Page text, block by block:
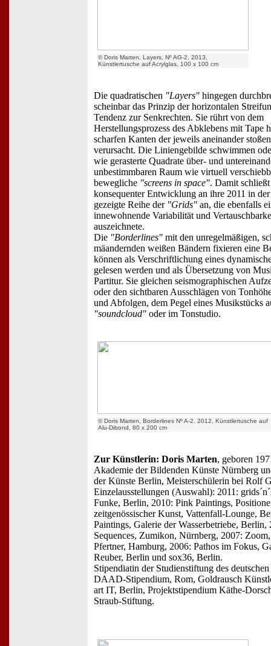
© Doris Marten, Layers, Nº AG-2, 2013,
Künstlertusche auf Acrylglas, 100 x 100 cm
Die quadratischen "Layers" hingegen
scheinbar das Prinzip der horizontalen
Tendenz zur Senkrechten. Sie rührt von dem
Herstellungsprozess des Abklebens mit Tape
scharfen Kanten der jeweils aneinander
verursacht. Die Liniengebilde schwimmen
wie gerasterte Quadrate über- und
unbestimmbaren Raum wie virtuell
bewegliche "screens in space". Damit
konsequenter Entwicklung an ihre 2011 in
gezeigte Reihe der "Grids" an, die ebenfalls
innewohnende Variabilität und
auszeichnete.
Die "Borderlines" mit den unregelmäßigen,
mäandernden weißen Bändern fixieren eine
können als Verschriftlichung eines
gelesen werden und als Übersetzung von
Partitur. Sie gleichen seismographischen
oder den sichtbaren Ausschlägen von
und Abfolgen, dem Pegel eines Musikstücks
"soundcloud" oder im Tonstudio.
© Doris Marten, Borderlines Nº A-2, 2012, Künstlertusche auf
Alu-Dibond, 80 x 200 cm
Zur Künstlerin: Doris Marten, geboren
Akademie der Bildenden Künste Nürnberg
der Künste Berlin, Meisterschülerin bei Rolf
Einzelausstellungen (Auswahl): 2011:
Funke, Berlin, 2010: Pink Paintings,
zeitgenössischer Kunst, Vattenfall-Lounge,
Paintings, Galerie der Wasserbetriebe, Berlin,
Sequences, Zumikon, Nürnberg, 2007:
Pfertner, Hamburg, 2006: Pathos im Fokus,
Reuber, Berlin und sox36, Berlin.
Stipendiatin der Studienstiftung des
DAAD-Stipendium, Rom, Goldrausch
art IT, Berlin, Projektstipendium Käthe-
Straub-Stiftung.